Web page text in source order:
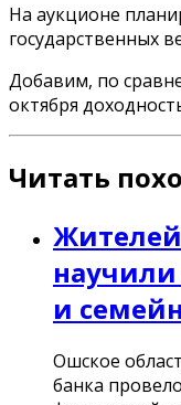
На аукционе
государственных
Добавим, по
октября
Читать
Жителей
и
Ошское
банка